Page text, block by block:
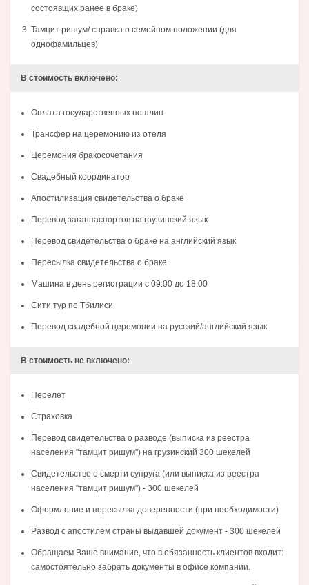
состоявщих ранее в браке)
Тамцит ришум/ справка о семейном положении (для
однофамильцев)
В стоимость включено:
Оплата государственных пошлин
Трансфер на церемонию из отеля
Церемония бракосочетания
Свадебный координатор
Апостилизация свидетельства о браке
Перевод заганпаспортов на грузинский язык
Перевод свидетельства о браке на английский язык
Пересылка свидетельства о браке
Машина в день регистрации с 09:00 до 18:00
Сити тур по Тбилиси
Перевод свадебной церемонии на русский/английский язык
В стоимость не включено:
Перелет
Страховка
Перевод свидетельства о разводе (выписка из реестра
населения "тамцит ришум") на грузинский 300 шекелей
Свидетельство о смерти супруга (или выписка из реестра
населения "тамцит ришум") - 300 шекелей
Оформление и пересылка доверенности (при необходимости)
Развод с апостилем страны выдавшей документ - 300 шекелей
Обращаем Ваше внимание, что в обязанность клиентов входит:
самостоятельно забрать документы в офисе компании.